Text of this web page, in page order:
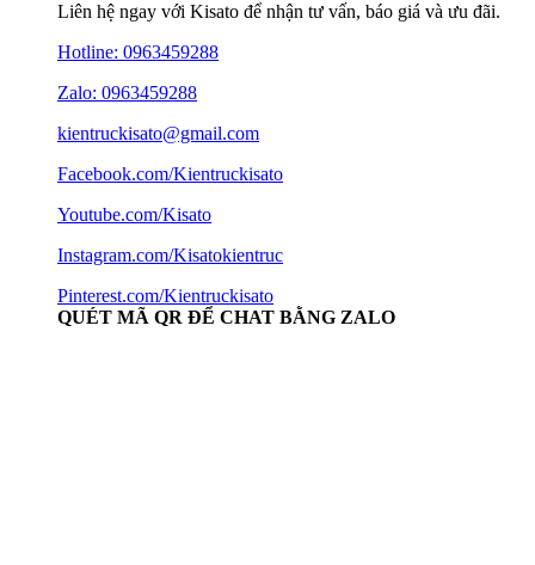
Liên hệ ngay với Kisato để nhận tư vấn, báo giá và ưu đãi.
Hotline: 0963459288
Zalo: 0963459288
kientruckisato@gmail.com
Facebook.com/Kientruckisato
Youtube.com/Kisato
Instagram.com/Kisatokientruc
Pinterest.com/Kientruckisato
QUÉT MÃ QR ĐỂ CHAT BẰNG ZALO